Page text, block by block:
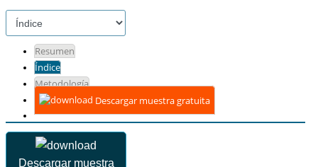
Resumen
Índice
Metodología
Descargar muestra gratuita
Descargar muestra